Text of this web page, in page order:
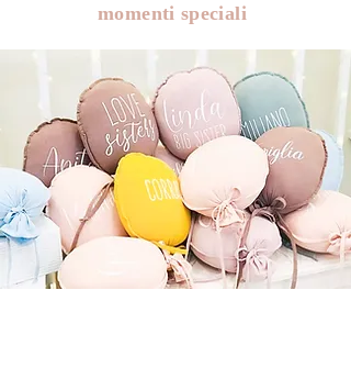
momenti speciali